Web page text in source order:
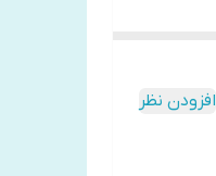
افزودن نظر